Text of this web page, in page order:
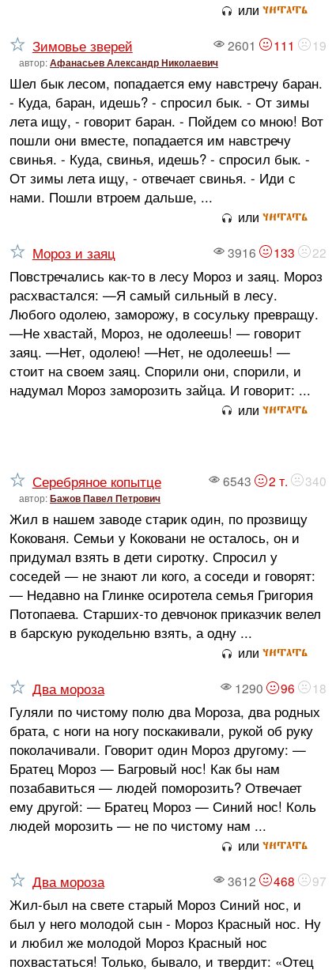
или читать
2601 111 19
Зимовье зверей
автор:Афанасьев Александр Николаевич
Шел бык лесом, попадается ему навстречу баран.
- Куда, баран, идешь? - спросил бык. - От зимы
лета ищу, - говорит баран. - Пойдем со мною! Вот
пошли они вместе, попадается им навстречу
свинья. - Куда, свинья, идешь? - спросил бык. -
От зимы лета ищу, - отвечает свинья. - Иди с
нами. Пошли втроем дальше, ...
или читать
3916 133 22
Мороз и заяц
Повстречались как-то в лесу Мороз и заяц. Мороз
расхвастался: —Я самый сильный в лесу.
Любого одолею, заморожу, в сосульку превращу.
—Не хвастай, Мороз, не одолеешь! — говорит
заяц. —Нет, одолею! —Нет, не одолеешь! —
стоит на своем заяц. Спорили они, спорили, и
надумал Мороз заморозить зайца. И говорит: ...
или читать
6543 2 т. 340
Серебряное копытце
автор:Бажов Павел Петрович
Жил в нашем заводе старик один, по прозвищу
Кокованя. Семьи у Коковани не осталось, он и
придумал взять в дети сиротку. Спросил у
соседей — не знают ли кого, а соседи и говорят:
— Недавно на Глинке осиротела семья Григория
Потопаева. Старших-то девчонок приказчик велел
в барскую рукодельню взять, а одну ...
или читать
1290 96 18
Два мороза
Гуляли по чистому полю два Мороза, два родных
брата, с ноги на ногу поскакивали, рукой об руку
поколачивали. Говорит один Мороз другому: —
Братец Мороз — Багровый нос! Как бы нам
позабавиться — людей поморозить? Отвечает
ему другой: — Братец Мороз — Синий нос! Коль
людей морозить — не по чистому нам ...
или читать
3612 468 97
Два мороза
Жил-был на свете старый Мороз Синий нос, и
был у него молодой сын - Мороз Красный нос. Ну
и любил же молодой Мороз Красный нос
похвастаться! Только, бывало, и твердит: «Отец